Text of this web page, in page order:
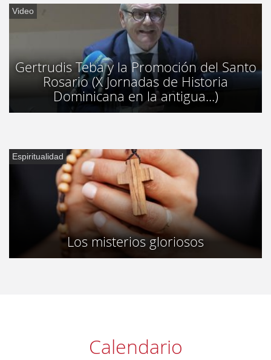
Video
Gertrudis Teba y la Promoción del Santo
Rosario (X Jornadas de Historia
Dominicana en la antigua...)
Espiritualidad
Los misterios gloriosos
Calendario